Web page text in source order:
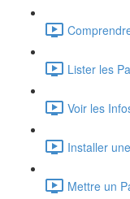
Lister les
Voir les
Installer
Mettre un